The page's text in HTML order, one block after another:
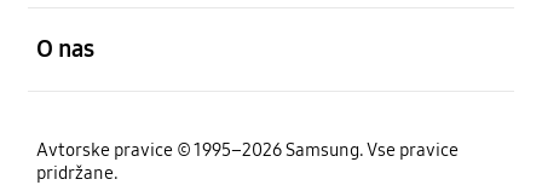
O nas
Avtorske pravice © 1995–2026 Samsung. Vse pravice
pridržane.